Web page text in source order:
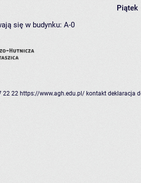
Piątek
się w budynku: A-0
22 22 https://www.agh.edu.pl/ kontakt deklaracja